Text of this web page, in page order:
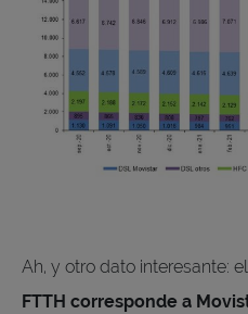
Ah, y otro dato interesante: el
FTTH corresponde a